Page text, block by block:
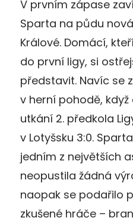
V prvním zápase
Sparta na půdu
Králové. Domácí,
do první ligy, si
představit. Navíc se
v herní pohodě,
utkání 2. předkola
v Lotyšsku 3:0.
jedním z největších
neopustila žádná
naopak se podařilo
zkušené hráče –